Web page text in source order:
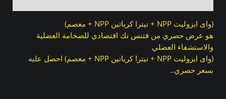
(واى ايزوليت NPP + نيترا كرياتين NPP + معصم)
هو عرض حصري من فتنس تك اقتصادي للضخامة العضلية
والاستشفاء العضلي
(واى ايزوليت NPP + نيترا كرياتين NPP + معصم) احصل عليه
بسعر حصري..